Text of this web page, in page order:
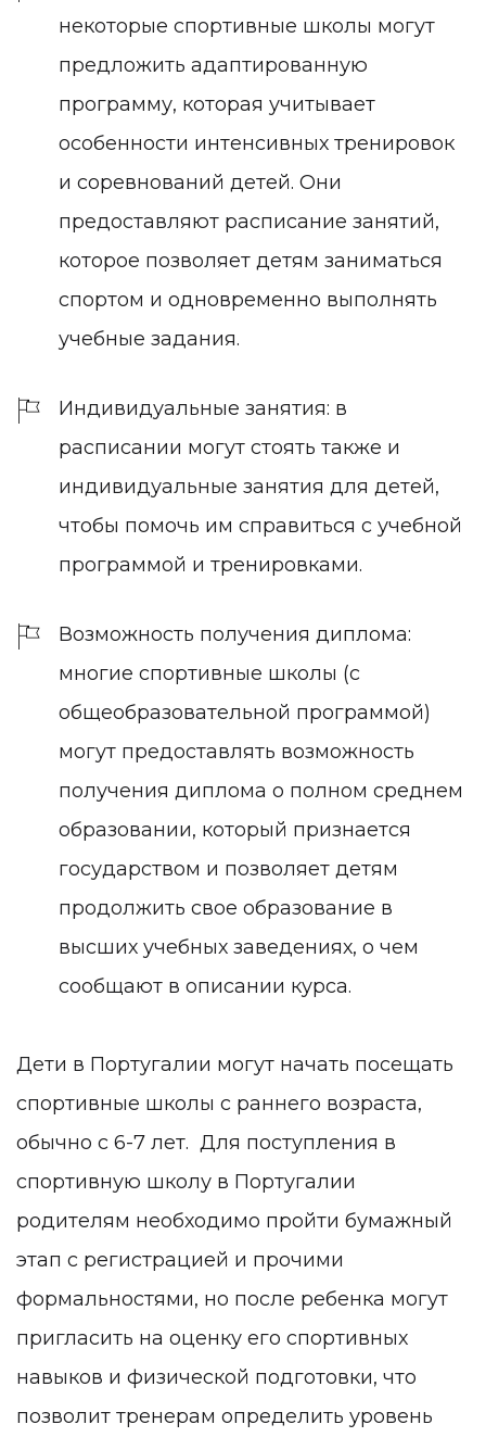
некоторые спортивные школы могут
предложить адаптированную
программу, которая учитывает
особенности интенсивных тренировок
и соревнований детей. Они
предоставляют расписание занятий,
которое позволяет детям заниматься
спортом и одновременно выполнять
учебные задания.
Индивидуальные занятия: в
расписании могут стоять также и
индивидуальные занятия для детей,
чтобы помочь им справиться с учебной
программой и тренировками.
Возможность получения диплома:
многие спортивные школы (с
общеобразовательной программой)
могут предоставлять возможность
получения диплома о полном среднем
образовании, который признается
государством и позволяет детям
продолжить свое образование в
высших учебных заведениях, о чем
сообщают в описании курса.
Дети в Португалии могут начать посещать
спортивные школы с раннего возраста,
обычно с 6-7 лет. Для поступления в
спортивную школу в Португалии
родителям необходимо пройти бумажный
этап с регистрацией и прочими
формальностями, но после ребенка могут
пригласить на оценку его спортивных
навыков и физической подготовки, что
позволит тренерам определить уровень